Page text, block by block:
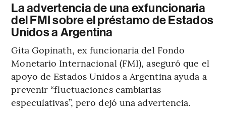
La advertencia de una exfuncionaria
del FMI sobre el préstamo de Estados
Unidos a Argentina
Gita Gopinath, ex funcionaria del Fondo
Monetario Internacional (FMI), aseguró que el
apoyo de Estados Unidos a Argentina ayuda a
prevenir “fluctuaciones cambiarias
especulativas”, pero dejó una advertencia.